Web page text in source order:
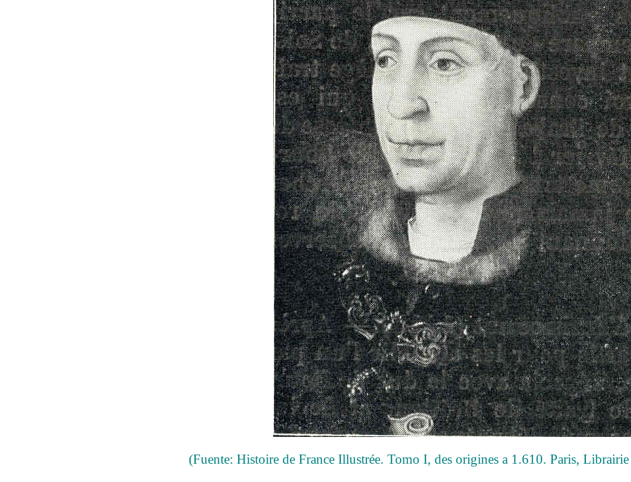
(Fuente: Histoire de France Illustrée. Tomo I, des origines a 1.610. Paris,